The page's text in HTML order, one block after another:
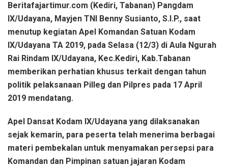
Beritafajartimur.com (Kediri, Tabanan) Pangdam
IX/Udayana, Mayjen TNI Benny Susianto, S.I.P., saat
menutup kegiatan Apel Komandan Satuan Kodam
IX/Udayana TA 2019, pada Selasa (12/3) di Aula Ngurah
Rai Rindam IX/Udayana, Kec.Kediri, Kab.Tabanan
memberikan perhatian khusus terkait dengan tahun
politik pelaksanaan Pilleg dan Pilpres pada 17 April
2019 mendatang.
Apel Dansat Kodam IX/Udayana yang dilaksanakan
sejak kemarin, para peserta telah menerima berbagai
materi pembekalan untuk menyamakan persepsi para
Komandan dan Pimpinan satuan jajaran Kodam